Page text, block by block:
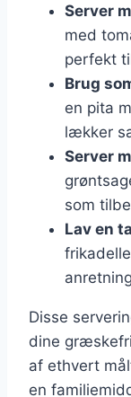
Server
med
perfekt
Brug
en pita
lækker
Server
som
Lav en
Disse
dine
af ethvert
en